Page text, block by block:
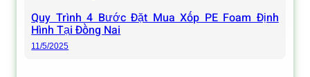
Quy Trình 4 Bước Đặt Mua Xốp PE Foam Định
Hình Tại Đồng Nai
11/5/2025